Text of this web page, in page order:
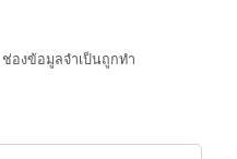
ช่องข้อมูลจำเป็นถูกทำ